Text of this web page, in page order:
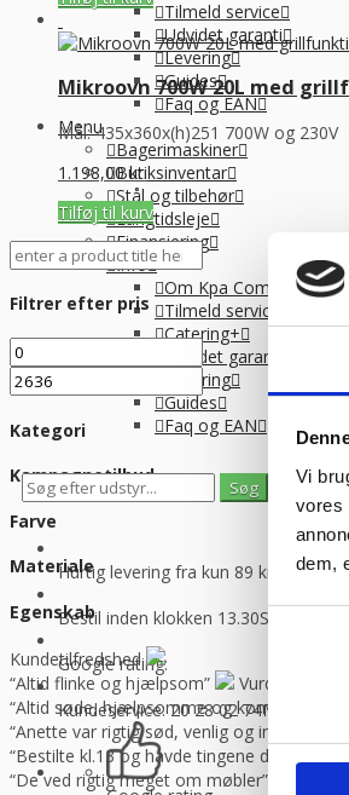
Vi
vores
dem,
Tilmeld service
Udvidet garanti
Levering
Guides
Faq og EAN
Menu
Bagerimaskiner
Butiksinventar
Stål og tilbehør
Langtidsleje
Finansiering
Info
Om Kpa Company
Tilmeld service
Catering+
Udvidet garanti
Levering
Guides
Faq og EAN
Se
Hurtig levering fra kun 89 kr.
Vi
Bestil inden klokken 13.30Så sender
Google rating:
Kundeservice: 20 28 02 74Man-
Mikroovn 700W 20L med
Mål: 435x360x(h)251 700W og 230V
1.198,00kr.
Tilføj til kurv
Filtrer efter pris
Kategori
Kampagnetilbud
Farve
Materiale
Egenskab
Kundetilfredshed
“Altid flinke og hjælpsom”
Vurderet af
“Altid søde, hjælpsomme og kompetente !”
“Anette var rigtig sød, venlig og
“Bestilte kl.13 og havde tingene dagen
“De ved rigtig meget om møbler”